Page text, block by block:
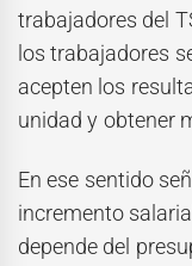
trabajadores del
los trabajadores
acepten los
unidad y obtener
En ese sentido
incremento
depende del